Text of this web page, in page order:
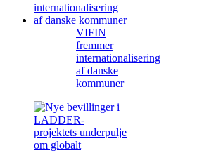
VIFIN
fremmer
internationalisering
af danske
kommuner